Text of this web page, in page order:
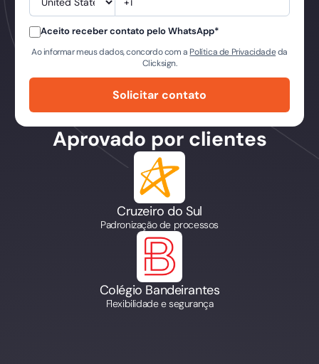
Aceito receber contato pelo WhatsApp*
Ao informar meus dados, concordo com a Política de Privacidadeda
Clicksign.
Aprovado por clientes
Cruzeiro do Sul
Padronização de processos
Colégio Bandeirantes
Flexibilidade e segurança